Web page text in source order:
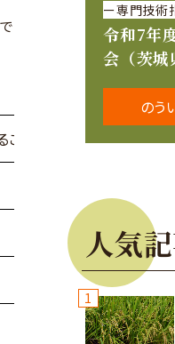
と
ー専門技
令和7年
会（茨城
のう
人気
1